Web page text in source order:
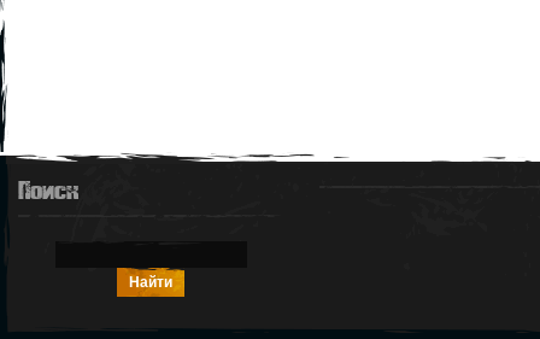
Поиск